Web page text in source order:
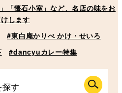
「懐石小室」など、名店の味をお
します
#東白庵かりべ かけ・せいろ
#dancyuカレー特集